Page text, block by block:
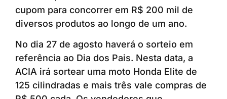
cupom para concorrer em R$ 200 mil de
diversos produtos ao longo de um ano.
No dia 27 de agosto haverá o sorteio em
referência ao Dia dos Pais. Nesta data, a
ACIA irá sortear uma moto Honda Elite de
125 cilindradas e mais três vale compras de